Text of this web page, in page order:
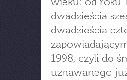
dwadzieścia
dwadzieścia
1998, czyli do
uznawanego